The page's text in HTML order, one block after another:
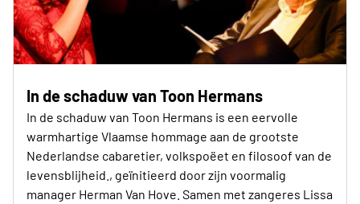
In de schaduw van Toon Hermans
In de schaduw van Toon Hermans is een eervolle
warmhartige Vlaamse hommage aan de grootste
Nederlandse cabaretier, volkspoëet en filosoof van de
levensblijheid., geïnitieerd door zijn voormalig
manager Herman Van Hove. Samen met zangeres Lissa